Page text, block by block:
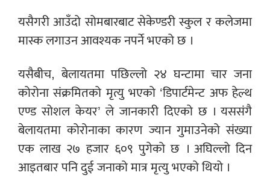
यसैगरी आउँदो सोमबारबाट सेकेण्डरी स्कुल र कलेजमा
मास्क लगाउन आवश्यक नपर्ने भएको छ ।
यसैबीच, बेलायतमा पछिल्लो २४ घन्टामा चार जना
कोरोना संक्रमितको मृत्यु भएको ‘डिपार्टमेन्ट अफ हेल्थ
एण्ड सोशल केयर’ ले जानकारी दिएको छ । यससंगै
बेलायतमा कोरोनाका कारण ज्यान गुमाउनेको संख्या
एक लाख २७ हजार ६०९ पुगेको छ । अघिल्लो दिन
आइतबार पनि दुई जनाको मात्र मृत्यु भएको थियो ।